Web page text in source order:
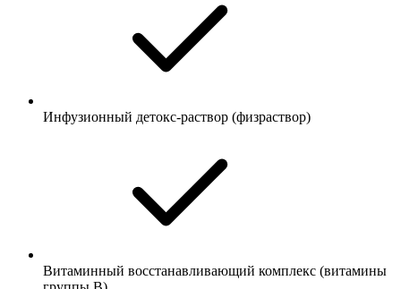
Инфузионный детокс-раствор (физраствор)
Витаминный восстанавливающий комплекс (витамины